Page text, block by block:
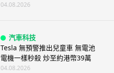
04.08.2026
汽車科技
Tesla 無預警推出兒童車 無電池
電機一樣秒殺 炒至約港幣39萬
04.08.2026